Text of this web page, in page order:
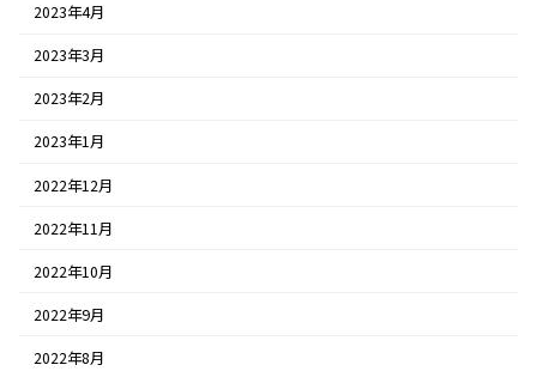
2023年4月
2023年3月
2023年2月
2023年1月
2022年12月
2022年11月
2022年10月
2022年9月
2022年8月